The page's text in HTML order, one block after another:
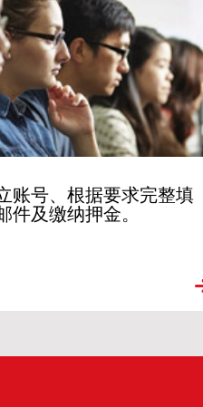
账号、根据要求完整填
件及缴纳押金。